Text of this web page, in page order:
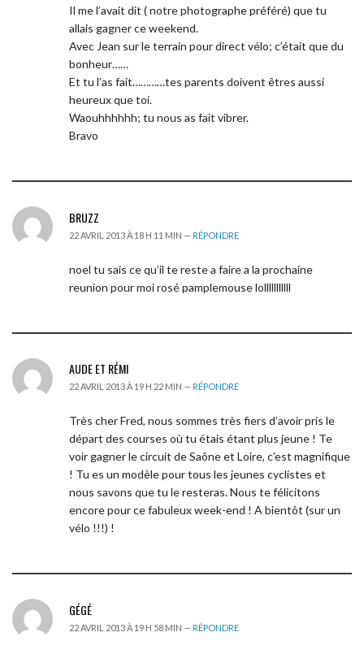
Il me l’avait dit ( notre photographe préféré) que tu
allais gagner ce weekend.
Avec Jean sur le terrain pour direct vélo; c’était que du
bonheur……
Et tu l’as fait…………tes parents doivent êtres aussi
heureux que toi.
Waouhhhhhh; tu nous as fait vibrer.
Bravo
BRUZZ
22 AVRIL 2013 À 18 H 11 MIN — RÉPONDRE
noel tu sais ce qu’il te reste a faire a la prochaine
reunion pour moi rosé pamplemouse lolllllllllll
AUDE ET RÉMI
22 AVRIL 2013 À 19 H 22 MIN — RÉPONDRE
Très cher Fred, nous sommes très fiers d’avoir pris le
départ des courses où tu étais étant plus jeune ! Te
voir gagner le circuit de Saône et Loire, c’est magnifique
! Tu es un modèle pour tous les jeunes cyclistes et
nous savons que tu le resteras. Nous te félicitons
encore pour ce fabuleux week-end ! A bientôt (sur un
vélo !!!) !
GÉGÉ
22 AVRIL 2013 À 19 H 58 MIN — RÉPONDRE